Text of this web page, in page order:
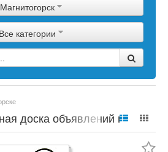
Сырье
Изделия
Оборудование
Еще
Магнитогорск
Все категории
доска объявлений по